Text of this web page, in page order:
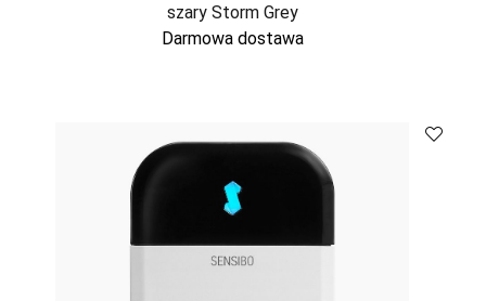
szary Storm Grey
Darmowa dostawa